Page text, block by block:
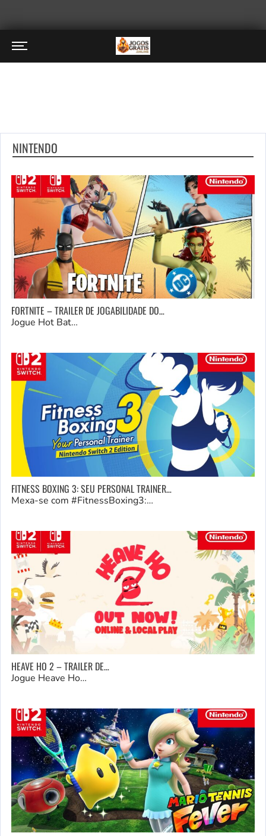
NINTENDO
FORTNITE – TRAILER DE JOGABILIDADE DO…
Jogue Hot Bat…
FITNESS BOXING 3: SEU PERSONAL TRAINER…
Mexa-se com #FitnessBoxing3:…
HEAVE HO 2 – TRAILER DE…
Jogue Heave Ho…